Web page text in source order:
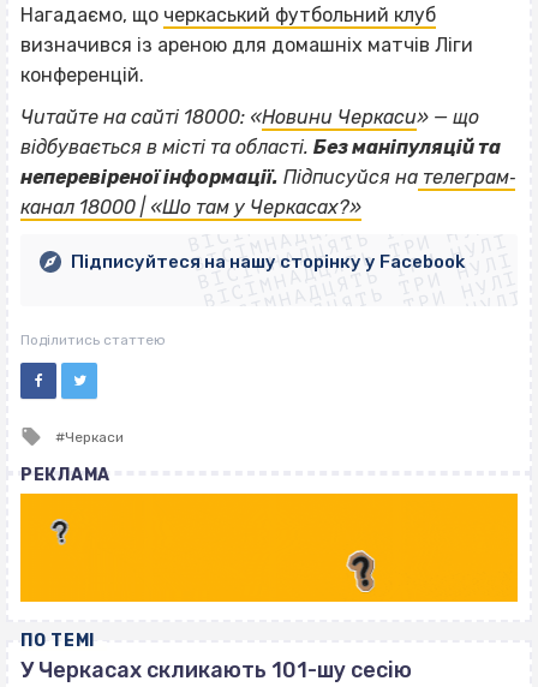
Нагадаємо, що черкаський футбольний клуб
визначився із ареною для домашніх матчів Ліги
конференцій.
Читайте на сайті 18000: «Новини Черкаси» — що
відбувається в місті та області. Без маніпуляцій та
неперевіреної інформації. Підписуйся на телеграм‐
канал 18000 | «Шо там у Черкасах?»
ВІСІМНАДЦЯТЬ ТРИ НУЛІ
ВІСІМНАДЦЯТЬ ТРИ НУЛІ
ВІСІМНАДЦЯТЬ ТРИ НУЛІ
ВІСІМНАДЦЯТЬ ТРИ НУЛІ
ВІСІМНАДЦЯТЬ ТРИ НУЛІ
ВІСІМНАДЦЯТЬ ТРИ НУЛІ
ВІСІМНАДЦЯТЬ ТРИ НУЛІ
ВІСІМНАДЦЯТЬ ТРИ НУЛІ
Підписуйтеся на нашу сторінку у Facebook
Поділитись статтею
Tagged
Черкаси
РЕКЛАМА
ПО ТЕМІ
У Черкасах скликають 101-шу сесію